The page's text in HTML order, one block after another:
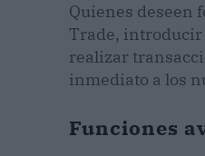
Quienes deseen
Trade, introducir
realizar
inmediato a los
Funciones